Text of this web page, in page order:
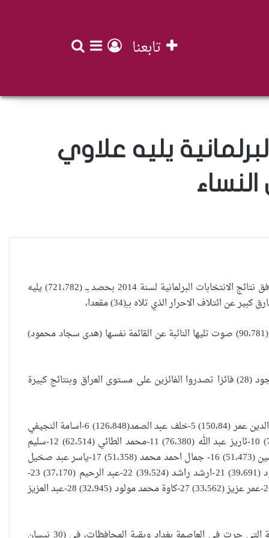
تابعنا تسجيل الدخول
إضافة عمود
يليه علاوي
كشفت مصادر في المفوضية العليا المستقلة للانتخابات ان رئيس الوزراء نوري المالكي وفق نتائج الانتخابات البرلمانية لسنة 2014 بحصد ـِــ (721،782) يليه
وقالت المصادر :ان النائبة عن ائتلاف القانون”حنان الفتلاوي” تصدرت النساء الفائزات بــِ (90،781) صوت تليها النائبة عن القائمة نفسها (هدى سجاد محمود)
وتشير النتائج النهائية التي اعلنتها المفوضية العليا للانتخابات عصر اليوم الاثنين الى وجود (28) فائزا تصدروا الفائزين على مستوى العراق وبنتائج كبيرة
1-نوري المالكي (721،782) 2-اياد علاوي (229،709) 3-ئارام محمد علي (150،613) 4-نجم الدين عمر (150،84) 5-خلف عبد الصمد(126،848) 6-اسامة النجيفي
(112،551) 7-حنان الفتلاوي (90،781) 8-شيركو ميرزا (83،663) 9-محمد الدراجي(78،561) 10-ئاريز عبد الله (76،380) 11-محمد الطائي (62،514) 12-سليم
همزة (59،582) 13-اردلان نور الدين (57،496) 14-حسين احمد هادي (54،496) 15-مثنى امين (51،473) 16- جمال احمد محمد (51،358) 17-ياسر عبد صخيل
(48،213) 18-عدنان الاسدي (43،081) 19-هوشيار زيباري (42،745) 20-هدى سجاد محمود (39،691) 21-ارشد راشد (39،524) 22-عبد الرحيم (37،170) 23-
صادق صالح مهدي (35،883) 24-جاسم محمد جاسم (34،162) 25-عادل مهودر (33،562) 26-عمر عزيز (33،562) 27-كاوة محمد مولود (32،945) 28-عبد العزيز
العراقية تكسر القيد نحو فضاء
الحرية